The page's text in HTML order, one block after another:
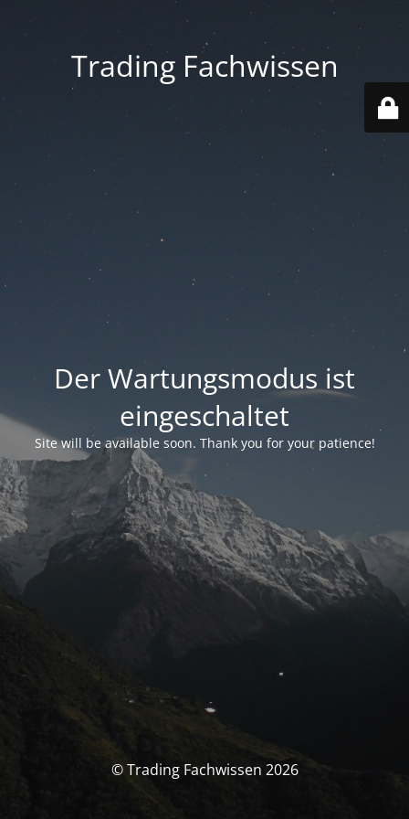
Trading Fachwissen
Der Wartungsmodus ist
eingeschaltet
Site will be available soon. Thank you for your patience!
© Trading Fachwissen 2026